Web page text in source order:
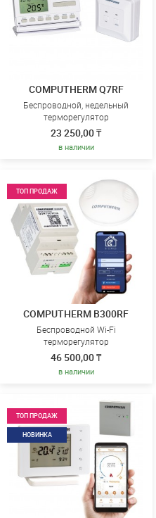
COMPUTHERM Q7RF
Беспроводной, недельный
терморегулятор
23 250,00 ₸
в наличии
ТОП ПРОДАЖ
COMPUTHERM B300RF
Беспроводной Wi-Fi
терморегулятор
46 500,00 ₸
в наличии
ТОП ПРОДАЖ
НОВИНКА